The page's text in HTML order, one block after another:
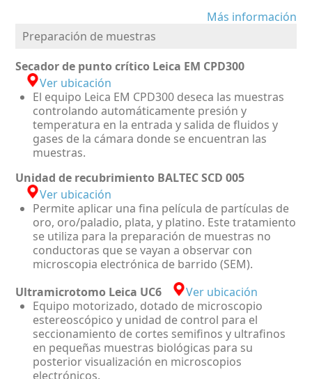
Más información
Preparación de muestras
Secador de punto crítico Leica EM CPD300
Ver ubicación
El equipo Leica EM CPD300 deseca las muestras
controlando automáticamente presión y
temperatura en la entrada y salida de fluidos y
gases de la cámara donde se encuentran las
muestras.
Unidad de recubrimiento BALTEC SCD 005
Ver ubicación
Permite aplicar una fina película de partículas de
oro, oro/paladio, plata, y platino. Este tratamiento
se utiliza para la preparación de muestras no
conductoras que se vayan a observar con
microscopia electrónica de barrido (SEM).
Ultramicrotomo Leica UC6
Ver ubicación
Equipo motorizado, dotado de microscopio
estereoscópico y unidad de control para el
seccionamiento de cortes semifinos y ultrafinos
en pequeñas muestras biológicas para su
posterior visualización en microscopios
electrónicos.